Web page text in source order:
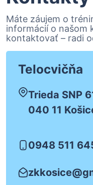
Máte záujem o
informácií o našom
kontaktovať – radi
Telocvičňa
Trieda SNP
040 11
0948 511